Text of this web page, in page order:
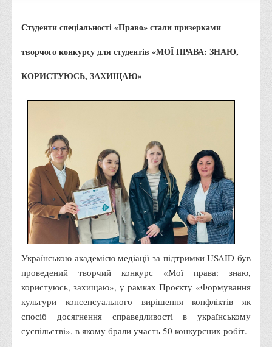
характеру
Правила безпечної поведінки учасників освітнього процесу в
Що можна і не можна знімати, показувати під час війни
Контакти державних та громадських організацій, які
пов'язане з конфліктом та їх родинам у Вінницькій області
10 точних фактів про наркотики. З’ясуй правду про
наркотики. Врятуй чиєсь життя
Контакти
3D тур
Екскурсія до ВТЕІ
SEL
Smart Electronic Learning
Репозиторій
Структура
Адміністрація
Студенти спеціальності «Право» стали призерками
творчого конкурсу для студентів «МОЇ ПРАВА: ЗНАЮ,
КОРИСТУЮСЬ, ЗАХИЩАЮ»
Українською академією медіації за підтримки USAID був
проведений творчий конкурс «Мої права: знаю,
користуюсь, захищаю», у рамках Проєкту «Формування
культури консенсуального вирішення конфліктів як
спосіб досягнення справедливості в українському
суспільстві», в якому брали участь 50 конкурсних робіт.